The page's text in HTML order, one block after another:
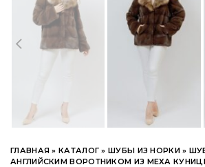
ГЛАВНАЯ »КАТАЛОГ »ШУБЫ ИЗ НОРКИ»
АНГЛИЙСКИМ ВОРОТНИКОМ ИЗ МЕХА